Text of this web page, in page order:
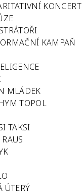
KONCERT
KAMPAŇ
MLÁDEK
TOPOL
TAKSI
RAUS
ÚTERÝ